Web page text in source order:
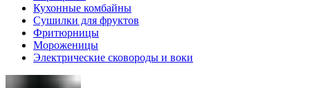
Кухонные комбайны
Сушилки для фруктов
Фритюрницы
Мороженицы
Электрические сковороды и воки